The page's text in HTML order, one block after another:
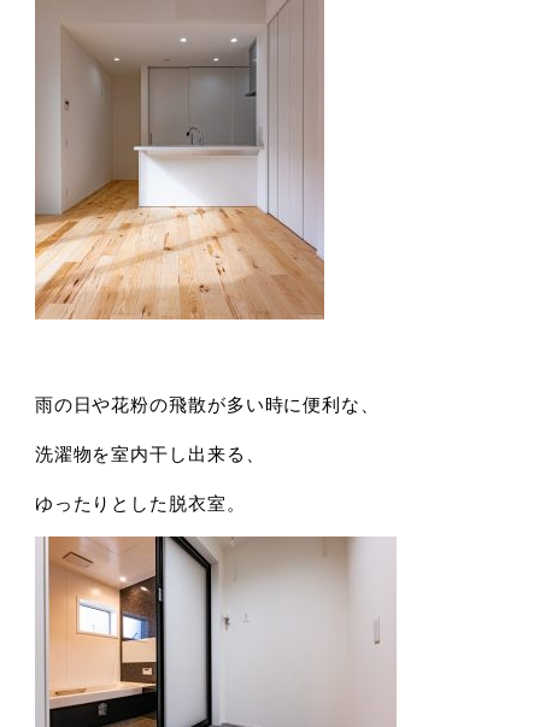
雨の日や花粉の飛散が多い時に便利な、
洗濯物を室内干し出来る、
ゆったりとした脱衣室。